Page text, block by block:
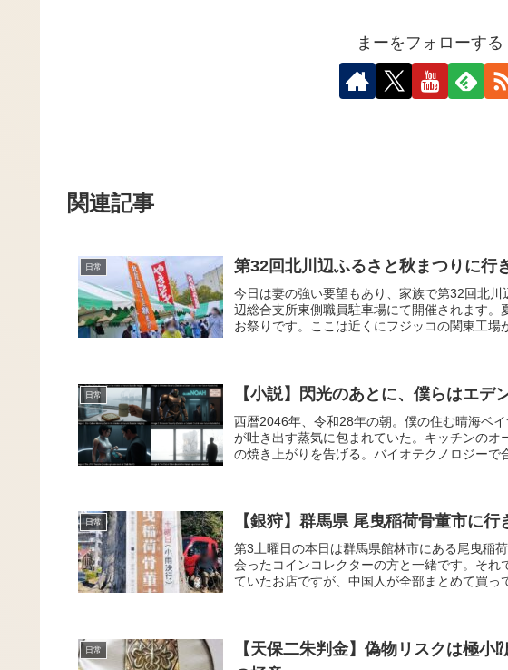
まーをフォローする
関連記事
日常 第32回北川辺ふるさと秋まつりに行
今日は妻の強い要望もあり、家族で第32回北
辺総合支所東側職員駐車場にて開催されます
お祭りです。ここは近くにフジッコの関東工場
日常 【小説】閃光のあとに、僕らはエデ
西暦2046年、令和28年の朝。僕の住む晴海ベ
が吐き出す蒸気に包まれていた。​キッチンのオ
の焼き上がりを告げる。バイオテクノロジーで
日常 【銀狩】群馬県 尾曳稲荷骨董市に行
第3土曜日の本日は群馬県館林市にある尾曳稲
会ったコインコレクターの方と一緒です。そ
ていたお店ですが、中国人が全部まとめて買っ
日常
【天保二朱判金】偽物リスクは極